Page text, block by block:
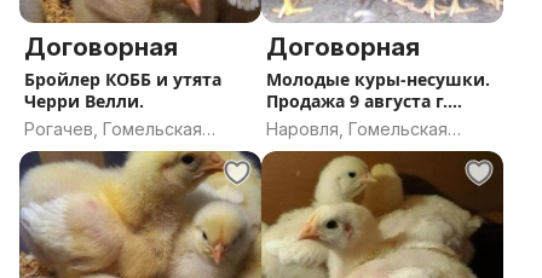
Договорная
Бройлер КОББ и утята
Черри Велли.
Рогачев, Гомельская
область
Договорная
Молодые куры-несушки.
Продажа 9 августа г.
Наровля
Наровля, Гомельская
область